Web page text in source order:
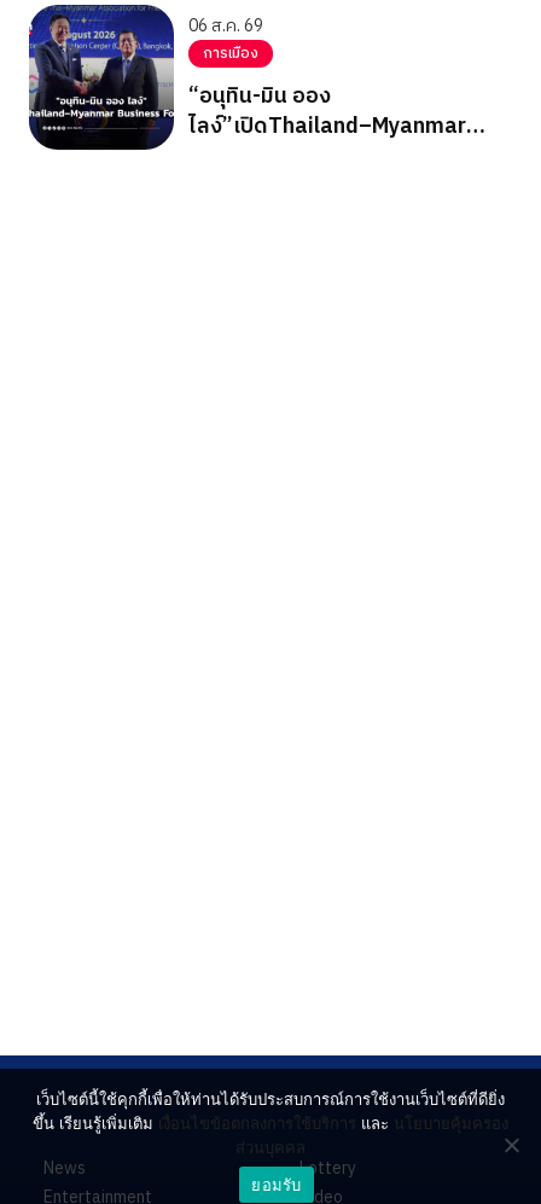
06 ส.ค. 69
การเมือง
“อนุทิน-มิน ออง
ไลง์”เปิดThailand–Myanmar
News
Entertainment
Lottery
Video
เว็บไซต์นี้ใช้คุกกี้เพื่อให้ท่านได้รับประสบการณ์การใช้งานเว็บไซต์ที่ดียิ่ง
ขึ้น เรียนรู้เพิ่มเติม เงื่อนไขข้อตกลงการใช้บริการ และ นโยบายคุ้มครอง
ส่วนบุคคล
ยอมรับ